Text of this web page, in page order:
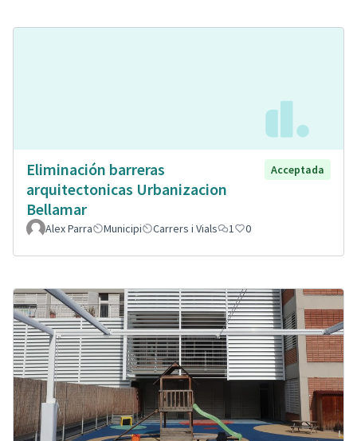
Eliminación barreras
arquitectonicas Urbanizacion
Bellamar
Acceptada
Alex Parra Municipi Carrers i Vials 1 0